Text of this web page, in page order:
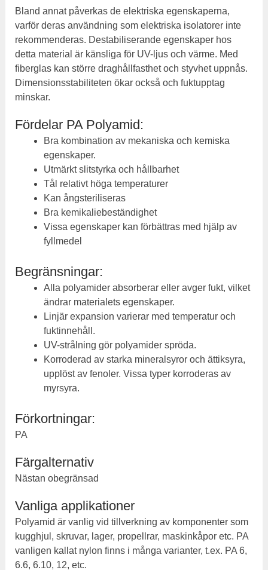
Bland annat påverkas de elektriska egenskaperna,
varför deras användning som elektriska isolatorer inte
rekommenderas. Destabiliserande egenskaper hos
detta material är känsliga för UV-ljus och värme. Med
fiberglas kan större draghållfasthet och styvhet uppnås.
Dimensionsstabiliteten ökar också och fuktupptag
minskar.
Fördelar PA Polyamid:
Bra kombination av mekaniska och kemiska
egenskaper.
Utmärkt slitstyrka och hållbarhet
Tål relativt höga temperaturer
Kan ångsteriliseras
Bra kemikaliebeständighet
Vissa egenskaper kan förbättras med hjälp av
fyllmedel
Begränsningar:
Alla polyamider absorberar eller avger fukt, vilket
ändrar materialets egenskaper.
Linjär expansion varierar med temperatur och
fuktinnehåll.
UV-strålning gör polyamider spröda.
Korroderad av starka mineralsyror och ättiksyra,
upplöst av fenoler. Vissa typer korroderas av
myrsyra.
Förkortningar:
PA
Färgalternativ
Nästan obegränsad
Vanliga applikationer
Polyamid är vanlig vid tillverkning av komponenter som
kugghjul, skruvar, lager, propellrar, maskinkåpor etc. PA
vanligen kallat nylon finns i många varianter, t.ex. PA 6,
6.6, 6.10, 12, etc.